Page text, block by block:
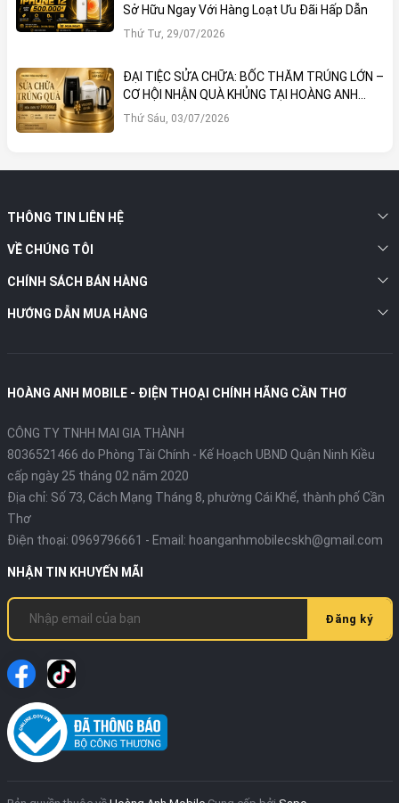
Sở Hữu Ngay Với Hàng Loạt Ưu Đãi Hấp Dẫn
Thứ Tư, 29/07/2026
ĐẠI TIỆC SỬA CHỮA: BỐC THĂM TRÚNG LỚN –
CƠ HỘI NHẬN QUÀ KHỦNG TẠI HOÀNG ANH
MOBILE
Thứ Sáu, 03/07/2026
THÔNG TIN LIÊN HỆ
VỀ CHÚNG TÔI
CHÍNH SÁCH BÁN HÀNG
HƯỚNG DẪN MUA HÀNG
HOÀNG ANH MOBILE - ĐIỆN THOẠI CHÍNH HÃNG CẦN THƠ
CÔNG TY TNHH MAI GIA THÀNH
8036521466 do Phòng Tài Chính - Kế Hoạch UBND Quận Ninh Kiều
cấp ngày 25 tháng 02 năm 2020
Địa chỉ: Số 73, Cách Mạng Tháng 8, phường Cái Khế, thành phố Cần
Thơ
Điện thoại: 0969796661 - Email: hoanganhmobilecskh@gmail.com
NHẬN TIN KHUYẾN MÃI
Đăng ký